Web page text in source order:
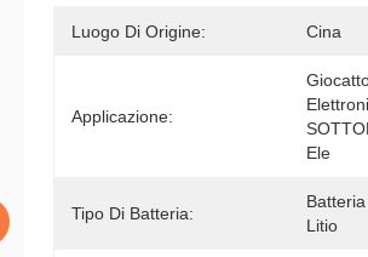
Luogo Di Origine: Cina
Applicazione:
Ele
Tipo Di Batteria:
Litio